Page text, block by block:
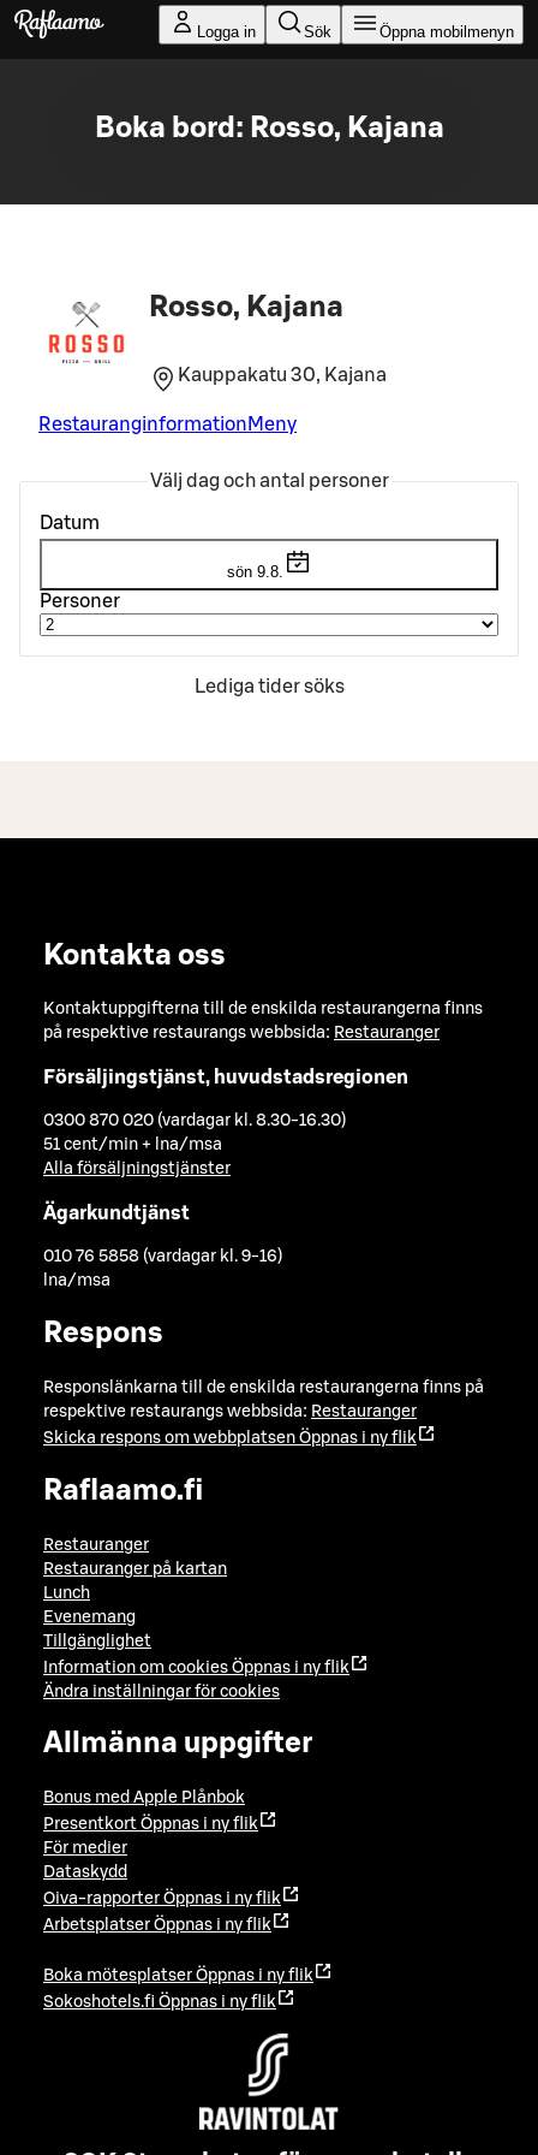
Gå till huvudinnehållet
Logga in Sök Öppna mobilmenyn
Boka bord: Rosso, Kajana
Rosso, Kajana
Kauppakatu 30, Kajana
Restauranginformation Meny
Välj dag och antal personer
Datum
sön 9.8.
Personer
Lediga tider söks
Kontakta oss
Kontaktuppgifterna till de enskilda restaurangerna finns
på respektive restaurangs webbsida: Restauranger
Försäljingstjänst, huvudstadsregionen
0300 870 020 (vardagar kl. 8.30-16.30)
51 cent/min + lna/msa
Alla försäljningstjänster
Ägarkundtjänst
010 76 5858 (vardagar kl. 9-16)
lna/msa
Respons
Responslänkarna till de enskilda restaurangerna finns på
respektive restaurangs webbsida: Restauranger
Skicka respons om webbplatsen Öppnas i ny flik
Raflaamo.fi
Restauranger
Restauranger på kartan
Lunch
Evenemang
Tillgänglighet
Information om cookies Öppnas i ny flik
Ändra inställningar för cookies
Allmänna uppgifter
Bonus med Apple Plånbok
Presentkort Öppnas i ny flik
För medier
Dataskydd
Oiva-rapporter Öppnas i ny flik
Arbetsplatser Öppnas i ny flik
Boka mötesplatser Öppnas i ny flik
Sokoshotels.fi Öppnas i ny flik